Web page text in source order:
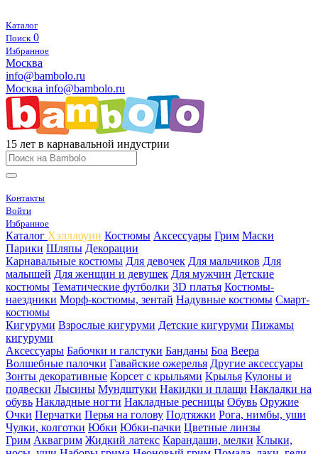
Каталог
Поиск 0
Избранное
Москва
info@bambolo.ru
Москва info@bambolo.ru
15 лет в карнавальной индустрии
Контакты
Войти
Избранное
Каталог Хэлллоуин Костюмы Аксессуары Грим Маски
Парики Шляпы Декорации
Карнавальные костюмы Для девочек Для мальчиков Для
малышей Для женщин и девушек Для мужчин Детские
костюмы Тематические футболки 3D платья Костюмы-
наездники Морф-костюмы, зентай Надувные костюмы Смарт-
костюмы
Кигуруми Взрослые кигуруми Детские кигуруми Пижамы
кигуруми
Аксессуары Бабочки и галстуки Банданы Боа Веера
Волшебные палочки Гавайские ожерелья Другие аксессуары
Зонты декоративные Корсет с крыльями Крылья Кулоны и
подвески Лысины Мундштуки Накидки и плащи Накладки на
обувь Накладные ногти Накладные ресницы Обувь Оружие
Очки Перчатки Перья на голову Подтяжки Рога, нимбы, уши
Чулки, колготки Юбки Юбки-пачки Цветные линзы
Грим Аквагрим Жидкий латекс Карандаши, мелки Клыки,